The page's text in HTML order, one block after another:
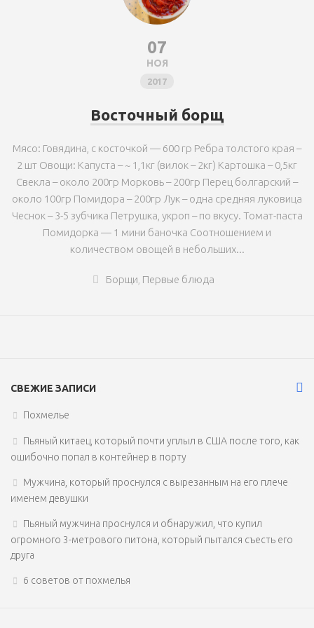
07
НОЯ
2017
Восточный борщ
Мясо: Говядина, с косточкой — 600 гр Ребра толстого края –
2 шт Овощи: Капуста – ~ 1,1кг (вилок – 2кг) Картошка – 0,5кг
Свекла – около 200гр Морковь – 200гр Перец болгарский –
около 100гр Помидора – 200гр Лук – одна средняя луковица
Чеснок – 3-5 зубчика Петрушка, укроп – по вкусу. Томат-паста
Помидорка — 1 мини баночка Соотношением и
количеством овощей в небольших...
Борщи Первые блюда
СВЕЖИЕ ЗАПИСИ
Похмелье
Пьяный китаец, который почти уплыл в США после того, как
ошибочно попал в контейнер в порту
Мужчина, который проснулся с вырезанным на его плече
именем девушки
Пьяный мужчина проснулся и обнаружил, что купил
огромного 3-метрового питона, который пытался съесть его
друга
6 советов от похмелья